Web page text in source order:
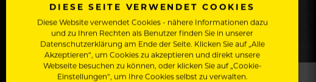
Dein Vorname
DIESE SEITE VERWENDET COOKIES
Diese Website verwendet Cookies - nähere Informationen dazu
und zu Ihren Rechten als Benutzer finden Sie in unserer
Datenschutzerklärung am Ende der Seite. Klicken Sie auf „Alle
Akzeptieren“, um Cookies zu akzeptieren und direkt unsere
Webseite besuchen zu können, oder klicken Sie auf „Cookie-
Einstellungen“, um Ihre Cookies selbst zu verwalten.